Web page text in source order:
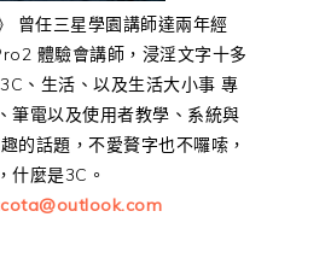
曾任三星學園講師達兩年經
體驗會講師，浸淫文字十多
、生活、以及生活大小事 專
筆電以及使用者教學、系統與
的話題，不愛贅字也不囉嗦，
什麼是3C。